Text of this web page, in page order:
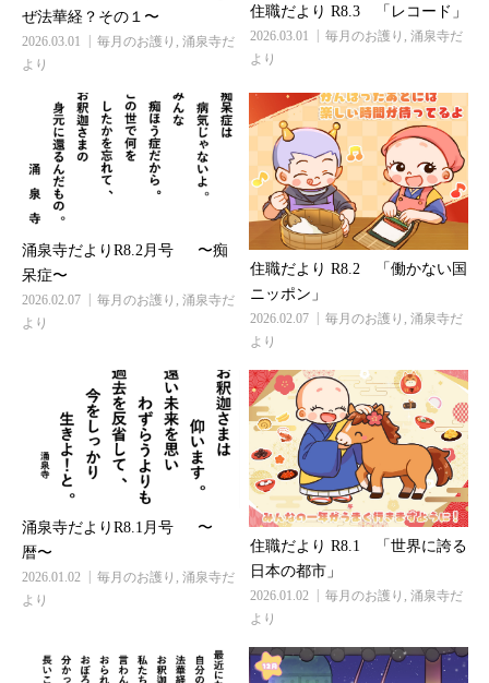
ぜ法華経？その１〜
2026.03.01 毎月のお護り , 涌泉寺だ
より
住職だより R8.3 「レコード」
2026.03.01 毎月のお護り , 涌泉寺だ
より
涌泉寺だよりR8.2月号 〜痴
呆症〜
2026.02.07 毎月のお護り , 涌泉寺だ
より
住職だより R8.2 「働かない国
ニッポン」
2026.02.07 毎月のお護り , 涌泉寺だ
より
涌泉寺だよりR8.1月号 〜
暦〜
2026.01.02 毎月のお護り , 涌泉寺だ
より
住職だより R8.1 「世界に誇る
日本の都市」
2026.01.02 毎月のお護り , 涌泉寺だ
より